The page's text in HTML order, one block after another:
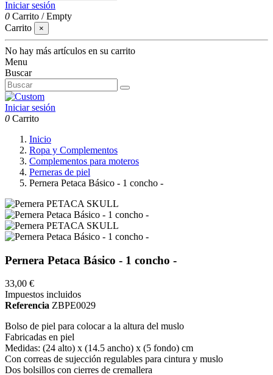
Iniciar sesión
0 Carrito /Empty
Carrito
×
No hay más artículos en su carrito
Menu
Buscar
Iniciar sesión
0 Carrito
Inicio
Ropa y Complementos
Complementos para moteros
Perneras de piel
Pernera Petaca Básico - 1 concho -
Pernera Petaca Básico - 1 concho -
33,00 €
Impuestos incluidos
Referencia ZBPE0029
Bolso de piel para colocar a la altura del muslo
Fabricadas en piel
Medidas: (24 alto) x (14.5 ancho) x (5 fondo) cm
Con correas de sujección regulables para cintura y muslo
Dos bolsillos con cierres de cremallera